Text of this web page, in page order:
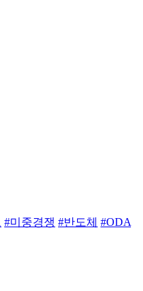
#미중경쟁 #반도체 #ODA